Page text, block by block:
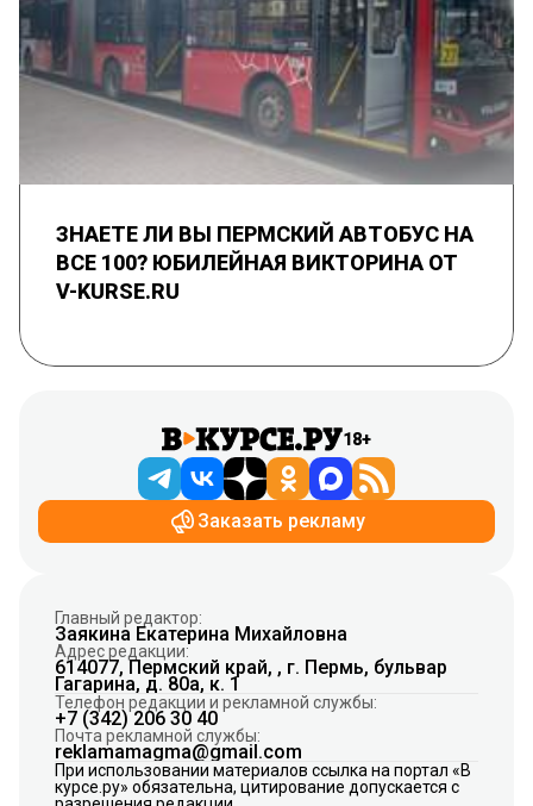
ЗНАЕТЕ ЛИ ВЫ ПЕРМСКИЙ АВТОБУС НА
ВСЕ 100? ЮБИЛЕЙНАЯ ВИКТОРИНА ОТ
V-KURSE.RU
18+
Заказать рекламу
Главный редактор:
Заякина Екатерина Михайловна
Адрес редакции:
614077, Пермский край, , г. Пермь, бульвар
Гагарина, д. 80а, к. 1
Телефон редакции и рекламной службы:
+7 (342) 206 30 40
Почта рекламной службы:
reklamamagma@gmail.com
При использовании материалов ссылка на портал «В
курсе.ру» обязательна, цитирование допускается с